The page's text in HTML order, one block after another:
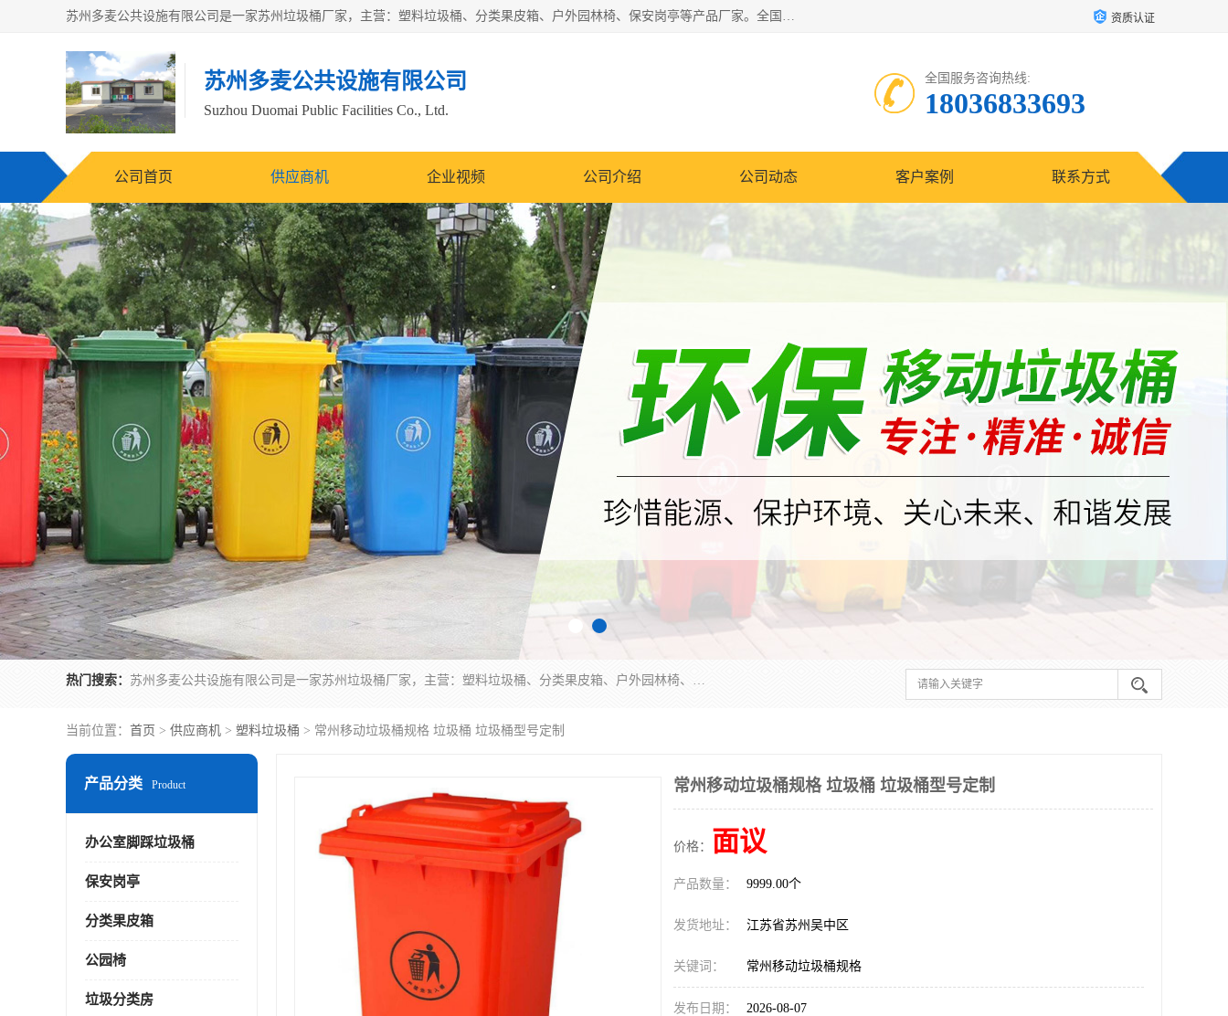
苏州多麦公共设施有限公司是一家苏州垃圾桶厂家，主营：塑料垃圾桶、分类果皮箱、户外园林椅、保安岗亭等产品厂家。全国统一热线电话：17105580222。公司组建完善的团队。设计人员，能根据客户要求，提供适合的设计方案，来满足客户的需求。 资质认证
苏州多麦公共设施有限公司
Suzhou Duomai Public Facilities Co., Ltd.
全国服务咨询热线:
18036833693
公司首页 供应商机 企业视频 公司介绍 公司动态 客户案例 联系方式
热门搜索： 苏州多麦公共设施有限公司是一家苏州垃圾桶厂家，主营：塑料垃圾桶、分类果皮箱、户外园林椅、保安岗亭等产品厂家。全国统一热线电话：17105580222。公司组建完善的团队。设计人员，能根据客户要求，提供适合的设计方案，来满足客户的需求。
当前位置： 首页 > 供应商机 > 塑料垃圾桶 > 常州移动垃圾桶规格 垃圾桶 垃圾桶型号定制
产品分类 Product
办公室脚踩垃圾桶
保安岗亭
分类果皮箱
公园椅
垃圾分类房
常州移动垃圾桶规格 垃圾桶 垃圾桶型号定制
价格： 面议
产品数量： 9999.00个
发货地址： 江苏省苏州吴中区
关键词： 常州移动垃圾桶规格
发布日期： 2026-08-07